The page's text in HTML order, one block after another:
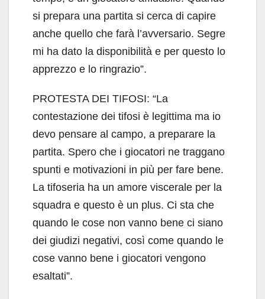
si prepara una partita si cerca di capire
anche quello che farà l’avversario. Segre
mi ha dato la disponibilità e per questo lo
apprezzo e lo ringrazio”.
PROTESTA DEI TIFOSI: “La
contestazione dei tifosi è legittima ma io
devo pensare al campo, a preparare la
partita. Spero che i giocatori ne traggano
spunti e motivazioni in più per fare bene.
La tifoseria ha un amore viscerale per la
squadra e questo è un plus. Ci sta che
quando le cose non vanno bene ci siano
dei giudizi negativi, così come quando le
cose vanno bene i giocatori vengono
esaltati”.